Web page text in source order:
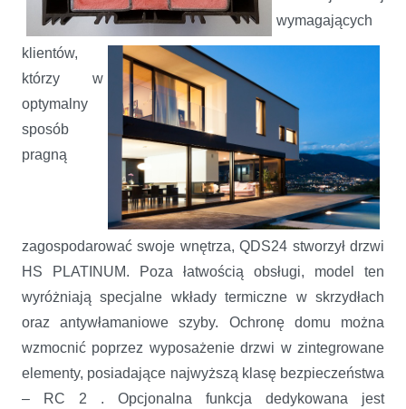
wymagających
klientów,
którzy w
optymalny
sposób
pragną
zagospodarować swoje wnętrza, QDS24 stworzył drzwi
HS PLATINUM. Poza łatwością obsługi, model ten
wyróżniają specjalne wkłady termiczne w skrzydłach
oraz antywłamaniowe szyby. Ochronę domu można
wzmocnić poprzez wyposażenie drzwi w zintegrowane
elementy, posiadające najwyższą klasę bezpieczeństwa
– RC 2 . Opcjonalna funkcja dedykowana jest